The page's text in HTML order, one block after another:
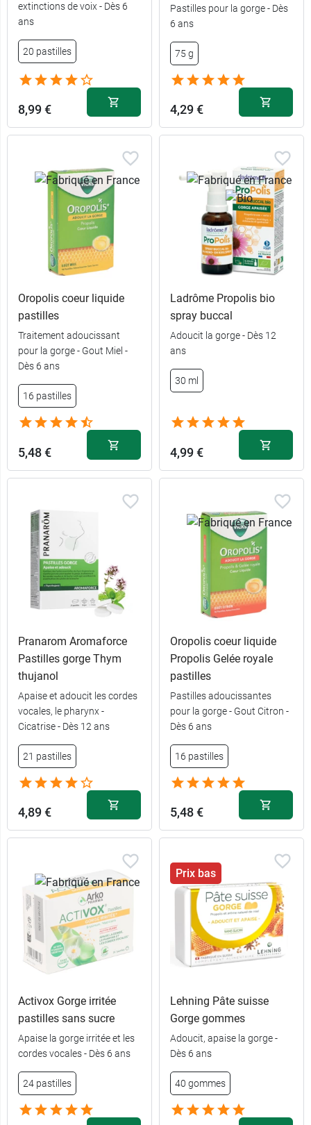
extinctions de voix - Dès 6
ans
20 pastilles
8,99 €
Pastilles pour la gorge - Dès
6 ans
75 g
4,29 €
Oropolis coeur liquide
pastilles
Traitement adoucissant
pour la gorge - Gout Miel -
Dès 6 ans
16 pastilles
5,48 €
Ladrôme Propolis bio
spray buccal
Adoucit la gorge - Dès 12
ans
30 ml
4,99 €
Pranarom Aromaforce
Pastilles gorge Thym
thujanol
Apaise et adoucit les cordes
vocales, le pharynx -
Cicatrise - Dès 12 ans
21 pastilles
4,89 €
Oropolis coeur liquide
Propolis Gelée royale
pastilles
Pastilles adoucissantes
pour la gorge - Gout Citron -
Dès 6 ans
16 pastilles
5,48 €
Activox Gorge irritée
pastilles sans sucre
Apaise la gorge irritée et les
cordes vocales - Dès 6 ans
24 pastilles
Prix bas
Lehning Pâte suisse
Gorge gommes
Adoucit, apaise la gorge -
Dès 6 ans
40 gommes